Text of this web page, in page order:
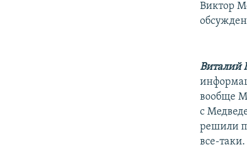
Виктор
Виталий
вообще
с
решили
все-таки.